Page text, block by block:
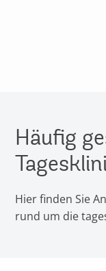
Häufig
Hier finden Sie
rund um die